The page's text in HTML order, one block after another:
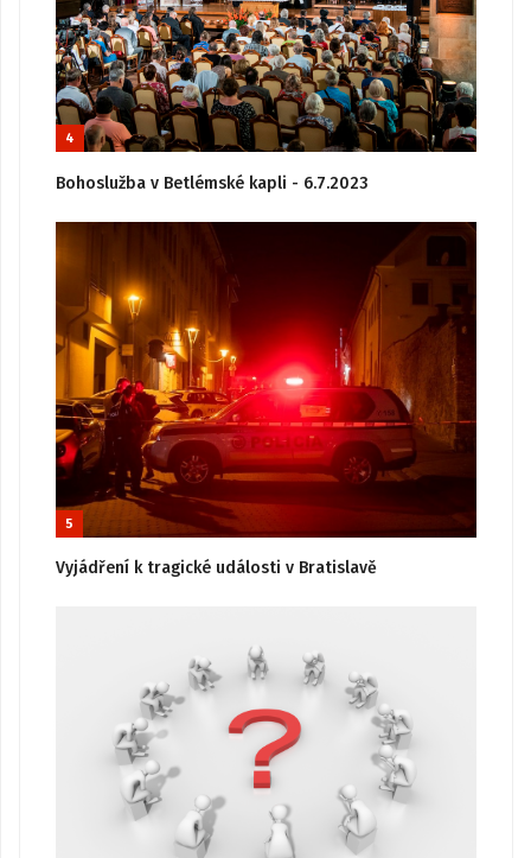
4
Bohoslužba v Betlémské kapli - 6.7.2023
5
Vyjádření k tragické události v Bratislavě